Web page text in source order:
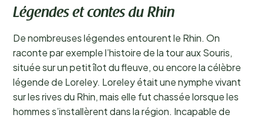
Légendes et contes du Rhin
De nombreuses légendes entourent le Rhin. On
raconte par exemple l’histoire de la tour aux Souris,
située sur un petit îlot du fleuve, ou encore la célèbre
légende de Loreley. Loreley était une nymphe vivant
sur les rives du Rhin, mais elle fut chassée lorsque les
hommes s’installèrent dans la région. Incapable de